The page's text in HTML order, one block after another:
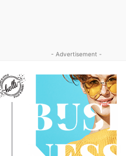
- Advertisement -